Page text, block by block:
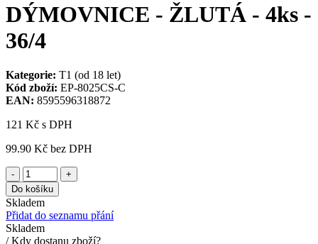
DÝMOVNICE - ŽLUTÁ - 4ks -
36/4
Kategorie: T1 (od 18 let)
Kód zboží: EP-8025CS-C
EAN: 8595596318872
121 Kč s DPH
99.90 Kč bez DPH
-
+
Do košíku
Skladem
Přidat do seznamu přání
Skladem
/ Kdy dostanu zboží?